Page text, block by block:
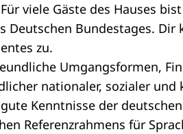
viele Gäste des Hauses
Deutschen Bundestages.
zu.
Umgangsformen,
nationaler, sozialer
Kenntnisse der deutschen
Referenzrahmens für